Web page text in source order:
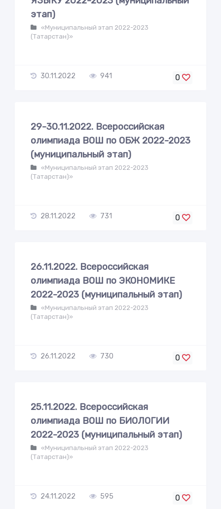
этап)
«Муниципальный этап 2022-2023
(Татарстан)»
30.11.2022 941 0
29-30.11.2022. Всероссийская
олимпиада ВОШ по ОБЖ 2022-2023
(муниципальный этап)
«Муниципальный этап 2022-2023
(Татарстан)»
28.11.2022 731 0
26.11.2022. Всероссийская
олимпиада ВОШ по ЭКОНОМИКЕ
2022-2023 (муниципальный этап)
«Муниципальный этап 2022-2023
(Татарстан)»
26.11.2022 730 0
25.11.2022. Всероссийская
олимпиада ВОШ по БИОЛОГИИ
2022-2023 (муниципальный этап)
«Муниципальный этап 2022-2023
(Татарстан)»
24.11.2022 595 0